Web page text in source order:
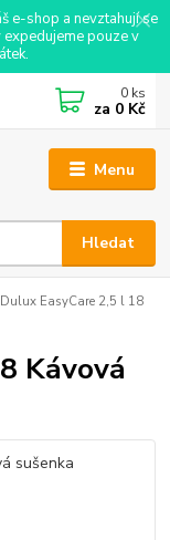
e-shop a nevztahují se
expedujeme pouze v
Menu
Hledat
0 ks
za 0 Kč
Dulux EasyCare 2,5 l 18
Kávová